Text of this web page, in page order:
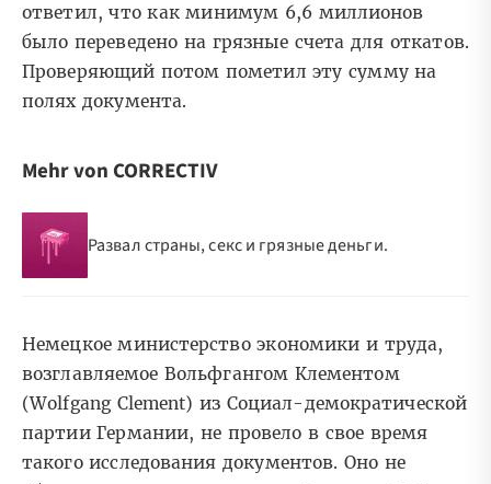
ответил, что как минимум 6,6 миллионов
было переведено на грязные счета для откатов.
Проверяющий потом пометил эту сумму на
полях документа.
Mehr von CORRECTIV
Развал страны, секс и грязные деньги.
Немецкое министерство экономики и труда,
возглавляемое Вольфгангом Клементом
(Wolfgang Clement) из Социал-демократической
партии Германии, не провело в свое время
такого исследования документов. Оно не